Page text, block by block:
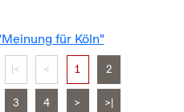
für Köln"
|< < 1 2
3 4 > >|